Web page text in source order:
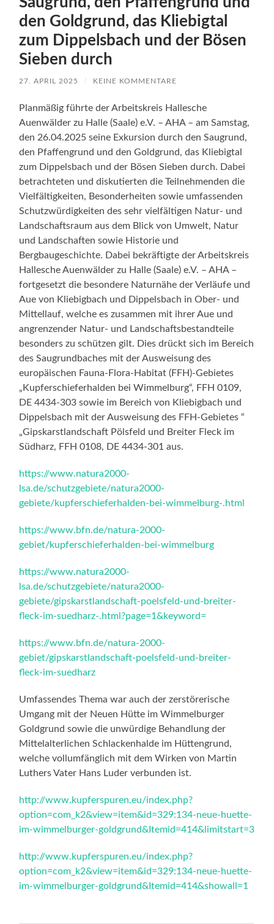
den Goldgrund, das Kliebigtal
zum Dippelsbach und der Bösen
Sieben durch
27. APRIL 2025 / KEINE KOMMENTARE
Planmäßig führte der Arbeitskreis Hallesche
Auenwälder zu Halle (Saale) e.V. – AHA – am Samstag,
den 26.04.2025 seine Exkursion durch den Saugrund,
den Pfaffengrund und den Goldgrund, das Kliebigtal
zum Dippelsbach und der Bösen Sieben durch. Dabei
betrachteten und diskutierten die Teilnehmenden die
Vielfältigkeiten, Besonderheiten sowie umfassenden
Schutzwürdigkeiten des sehr vielfältigen Natur- und
Landschaftsraum aus dem Blick von Umwelt, Natur
und Landschaften sowie Historie und
Bergbaugeschichte. Dabei bekräftigte der Arbeitskreis
Hallesche Auenwälder zu Halle (Saale) e.V. – AHA –
fortgesetzt die besondere Naturnähe der Verläufe und
Aue von Kliebigbach und Dippelsbach in Ober- und
Mittellauf, welche es zusammen mit ihrer Aue und
angrenzender Natur- und Landschaftsbestandteile
besonders zu schützen gilt. Dies drückt sich im Bereich
des Saugrundbaches mit der Ausweisung des
europäischen Fauna-Flora-Habitat (FFH)-Gebietes
„Kupferschieferhalden bei Wimmelburg“, FFH 0109,
DE 4434-303 sowie im Bereich von Kliebigbach und
Dippelsbach mit der Ausweisung des FFH-Gebietes “
„Gipskarstlandschaft Pölsfeld und Breiter Fleck im
Südharz, FFH 0108, DE 4434-301 aus.
https://www.natura2000-
lsa.de/schutzgebiete/natura2000-
gebiete/kupferschieferhalden-bei-wimmelburg-.html
https://www.bfn.de/natura-2000-
gebiet/kupferschieferhalden-bei-wimmelburg
https://www.natura2000-
lsa.de/schutzgebiete/natura2000-
gebiete/gipskarstlandschaft-poelsfeld-und-breiter-
fleck-im-suedharz-.html?page=1&keyword=
https://www.bfn.de/natura-2000-
gebiet/gipskarstlandschaft-poelsfeld-und-breiter-
fleck-im-suedharz
Umfassendes Thema war auch der zerstörerische
Umgang mit der Neuen Hütte im Wimmelburger
Goldgrund sowie die unwürdige Behandlung der
Mittelalterlichen Schlackenhalde im Hüttengrund,
welche vollumfänglich mit dem Wirken von Martin
Luthers Vater Hans Luder verbunden ist.
http://www.kupferspuren.eu/index.php?
option=com_k2&view=item&id=329:134-neue-huette-
im-wimmelburger-goldgrund&Itemid=414&limitstart=3
http://www.kupferspuren.eu/index.php?
option=com_k2&view=item&id=329:134-neue-huette-
im-wimmelburger-goldgrund&Itemid=414&showall=1